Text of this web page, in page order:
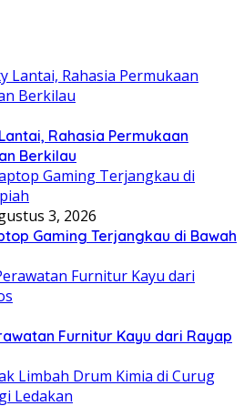
Rahasia Permukaan
Berkilau
3, 2026
Gaming Terjangkau di Bawah
Furnitur Kayu dari Rayap